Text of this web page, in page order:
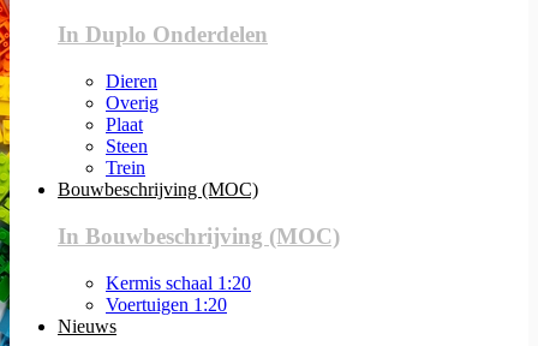
In Duplo Onderdelen
Dieren
Overig
Plaat
Steen
Trein
Bouwbeschrijving (MOC)
In Bouwbeschrijving (MOC)
Kermis schaal 1:20
Voertuigen 1:20
Nieuws